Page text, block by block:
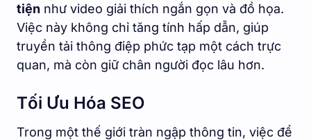
tiện như video giải thích ngắn gọn và đồ họa.
Việc này không chỉ tăng tính hấp dẫn, giúp
truyền tải thông điệp phức tạp một cách trực
quan, mà còn giữ chân người đọc lâu hơn.
Tối Ưu Hóa SEO
Trong một thế giới tràn ngập thông tin, việc để